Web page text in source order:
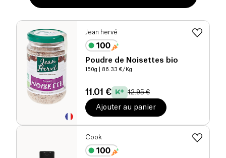
Jean hervé
Poudre de Noisettes bio
150g | 86.33 €/Kg
11.01 € 12.95 €
Ajouter au panier
Cook